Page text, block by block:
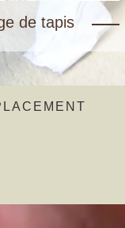
de tapis